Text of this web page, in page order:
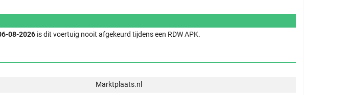
08-2026 is dit voertuig nooit afgekeurd tijdens een RDW APK.
Marktplaats.nl